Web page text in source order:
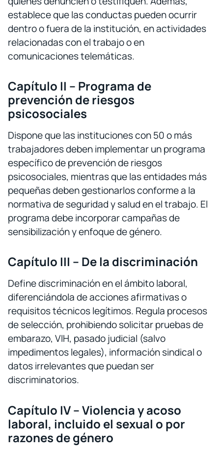
establece que las conductas pueden ocurrir
dentro o fuera de la institución, en actividades
relacionadas con el trabajo o en
comunicaciones telemáticas.
Capítulo II – Programa de
prevención de riesgos
psicosociales
Dispone que las instituciones con 50 o más
trabajadores deben implementar un programa
específico de prevención de riesgos
psicosociales, mientras que las entidades más
pequeñas deben gestionarlos conforme a la
normativa de seguridad y salud en el trabajo. El
programa debe incorporar campañas de
sensibilización y enfoque de género.
Capítulo III – De la discriminación
Define discriminación en el ámbito laboral,
diferenciándola de acciones afirmativas o
requisitos técnicos legítimos. Regula procesos
de selección, prohibiendo solicitar pruebas de
embarazo, VIH, pasado judicial (salvo
impedimentos legales), información sindical o
datos irrelevantes que puedan ser
discriminatorios.
Capítulo IV – Violencia y acoso
laboral, incluido el sexual o por
razones de género